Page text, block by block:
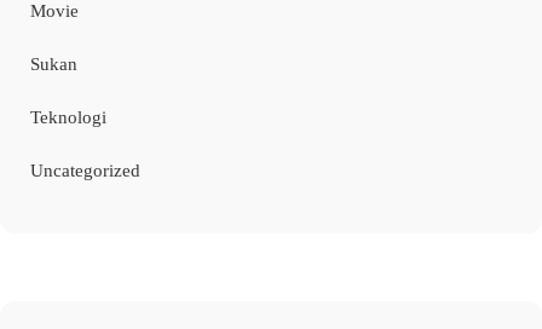
Movie
Sukan
Teknologi
Uncategorized